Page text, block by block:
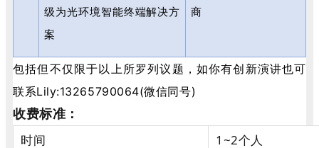
级为光环境智能终端解决方
案
商
包括但不仅限于以上所罗列议题，如你有创新演讲也可
联系Lily:13265790064(微信同号)
收费标准：
时间 1~2个人